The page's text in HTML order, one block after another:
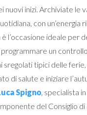
nuovi inizi. Archiviate le
con
l’occasione ideale per
un
sregolati tipici delle
di salute e iniziare
Spigno, specialista
del Consiglio